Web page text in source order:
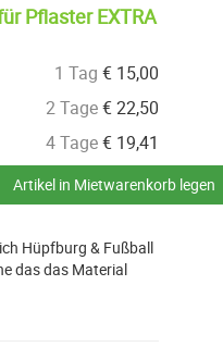
Pflaster EXTRA
1 Tag € 15,00
2 Tage€22,50
4 Tage€ 19,41
Artikel in Mietwarenkorb legen
Hüpfburg & Fußball
das das Material